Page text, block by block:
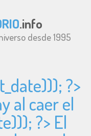
.info
desde 1995
?>
al caer el
?> El